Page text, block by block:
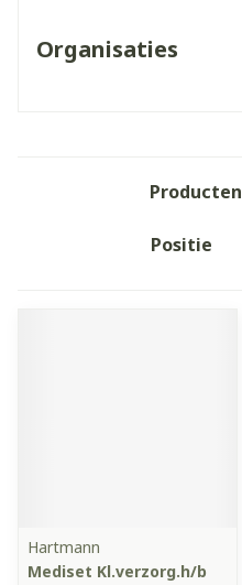
Organisaties
Producten
Sorteer op:
Hartmann
Mediset Kl.verzorg.h/b